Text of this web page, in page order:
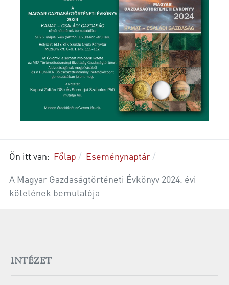
Ön itt van: Főlap
Eseménynaptár
A Magyar Gazdaságtörténeti Évkönyv 2024. évi
kötetének bemutatója
INTÉZET